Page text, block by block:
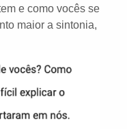
e como vocês se
maior a sintonia,